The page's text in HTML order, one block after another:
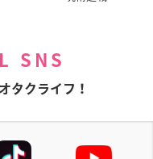
SNS
タクライフ！